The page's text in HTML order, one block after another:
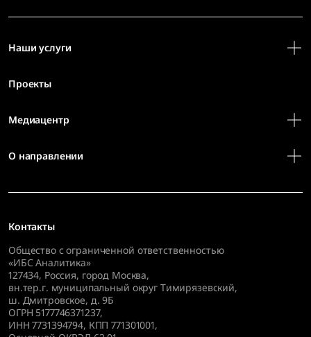
Контакты
Общество с ограниченной ответственностью
«ИБС Аналитика»
127434, Россия, город Москва,
вн.тер.г. муниципальный округ Тимирязевский,
ш. Дмитровское, д. 9Б
ОГРН 5177746371237,
ИНН 7731394794, КПП 771301001,
Наши услуги
Проекты
Медиацентр
О направлении